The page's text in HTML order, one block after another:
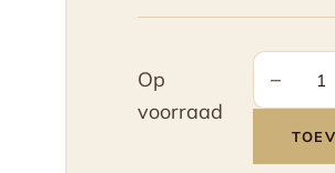
Op
voorraad
Aceto
−